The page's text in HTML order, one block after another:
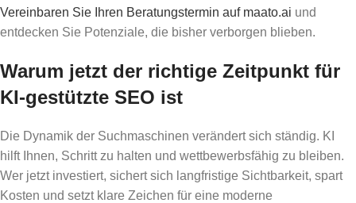
Vereinbaren Sie Ihren Beratungstermin auf maato.ai und
entdecken Sie Potenziale, die bisher verborgen blieben.
Warum jetzt der richtige Zeitpunkt für
KI-gestützte SEO ist
Die Dynamik der Suchmaschinen verändert sich ständig. KI
hilft Ihnen, Schritt zu halten und wettbewerbsfähig zu bleiben.
Wer jetzt investiert, sichert sich langfristige Sichtbarkeit, spart
Kosten und setzt klare Zeichen für eine moderne